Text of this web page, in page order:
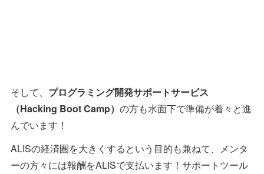
そして、 プログラミング開発サポートサービス
（Hacking Boot Camp） の方も水面下で準備が着々と進
んでいます！
ALISの経済圏を大きくするという目的も兼ねて、メンタ
ーの方々には報酬をALISで支払います！サポートツール